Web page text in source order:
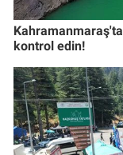
kontrol edin!